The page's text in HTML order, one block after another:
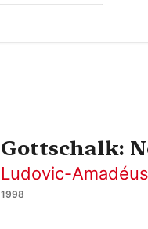
Gottschalk:
Ludovic-
1998